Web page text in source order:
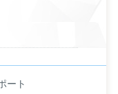
ート